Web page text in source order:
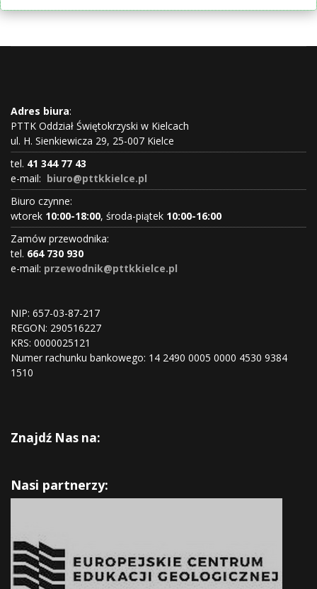
Adres biura:
PTTK Oddział Świętokrzyski w Kielcach
ul. H. Sienkiewicza 29, 25-007 Kielce
tel. 41 344 77 43
e-mail: biuro@pttkkielce.pl
Biuro czynne:
wtorek 10:00-18:00, środa-piątek 10:00-16:00
Zamów przewodnika:
tel. 664 730 930
e-mail: przewodnik@pttkkielce.pl
NIP: 657-03-87-217
REGON: 290516227
KRS: 0000025121
Numer rachunku bankowego: 14 2490 0005 0000 4530 9384
1510
Znajdź Nas na:
Nasi partnerzy: